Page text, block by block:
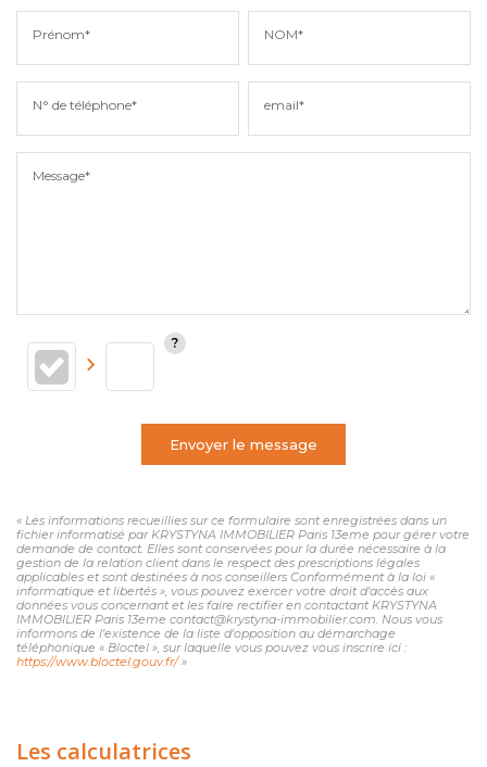
Prénom* NOM*
N° de téléphone* email*
Message*
Envoyer le message
« Les informations recueillies sur ce formulaire sont enregistrées dans un
fichier informatisé par KRYSTYNA IMMOBILIER Paris 13eme pour gérer votre
demande de contact. Elles sont conservées pour la durée nécessaire à la
gestion de la relation client dans le respect des prescriptions légales
applicables et sont destinées à nos conseillers Conformément à la loi «
informatique et libertés », vous pouvez exercer votre droit d'accès aux
données vous concernant et les faire rectifier en contactant KRYSTYNA
IMMOBILIER Paris 13eme contact@krystyna-immobilier.com. Nous vous
informons de l'existence de la liste d'opposition au démarchage
téléphonique « Bloctel », sur laquelle vous pouvez vous inscrire ici :
https://www.bloctel.gouv.fr/»
Les calculatrices